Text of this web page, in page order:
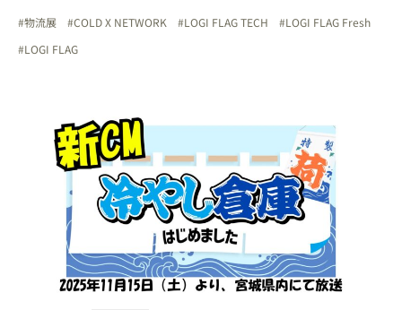
物流展 COLD X NETWORK LOGI FLAG TECH
LOGI FLAG Fresh
LOGI FLAG